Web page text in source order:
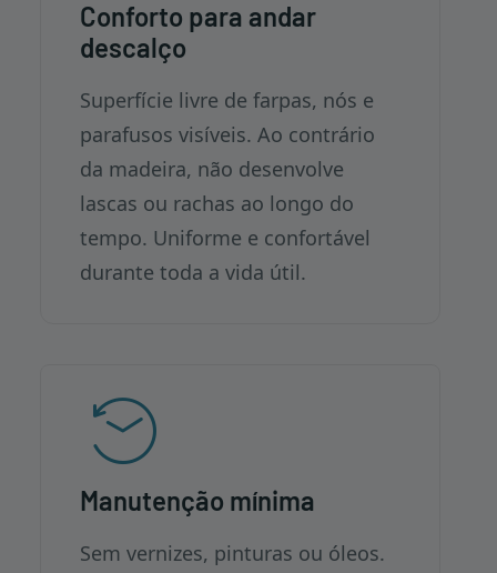
Conforto para andar
descalço
Superfície livre de farpas, nós e
parafusos visíveis. Ao contrário
da madeira, não desenvolve
lascas ou rachas ao longo do
tempo. Uniforme e confortável
durante toda a vida útil.
Manutenção mínima
Sem vernizes, pinturas ou óleos.